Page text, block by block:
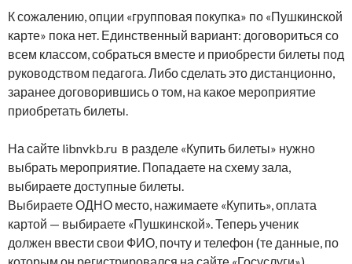
К сожалению, опции «групповая покупка» по «Пушкинской
карте» пока нет. Единственный вариант: договориться со
всем классом, собраться вместе и приобрести билеты под
руководством педагога. Либо сделать это дистанционно,
заранее договорившись о том, на какое мероприятие
приобретать билеты.
На сайте libnvkb.ru в разделе «Купить билеты» нужно
выбрать мероприятие. Попадаете на схему зала,
выбираете доступные билеты.
Выбираете ОДНО место, нажимаете «Купить», оплата
картой — выбираете «Пушкинской». Теперь ученик
должен ввести свои ФИО, почту и телефон (те данные, по